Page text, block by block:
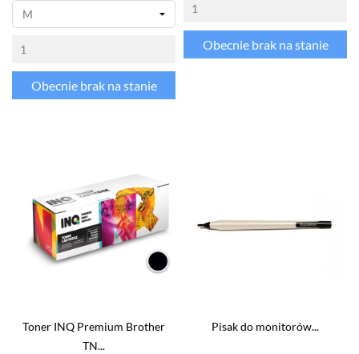
Obecnie brak na stanie
Obecnie brak na stanie
Toner INQ Premium Brother
TN...
Pisak do monitorów...